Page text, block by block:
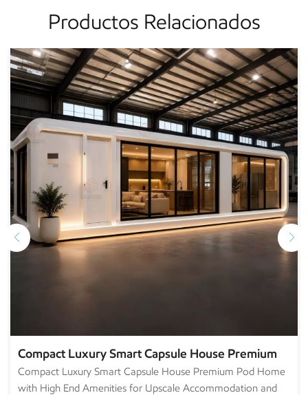
Productos Relacionados
Compact Luxury Smart Capsule House Premium
Pod Home with High End Amenities for Upscale
Compact Luxury Smart Capsule House Premium Pod Home
with High End Amenities for Upscale Accommodation and